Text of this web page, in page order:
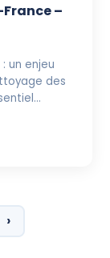
–
un enjeu
des
›